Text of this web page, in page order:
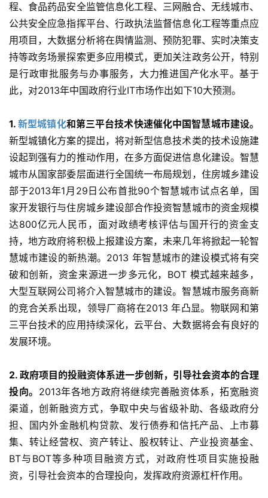
程、食品药品安全监管信息化工程、三网融合、无线城市、
公共安全应急指挥平台、行政执法监督信息化工程等重点应
用项目，大数据分析将在舆情监测、预防犯罪、实时决策支
持等政务场景探索更多应用模式，更加关注政务公开，特别
是行政审批服务与办事服务，大力推进国产化水平。基于
此，对2013年中国政府行业IT市场作出如下10大预测。
1. 新型城镇化和第三平台技术快速催化中国智慧城市建设。
新型城镇化方案的提出，将对新型信息技术类的技术设施建
设起到强有力的推动作用，在多方面促进信息化建设。智慧
城市从国家部委层面进行全国统一布局规划，住房城乡建设
部于2013年1月29日公布首批90个智慧城市试点名单，国
家开发银行与住房城乡建设部合作投资智慧城市的资金规模
达800亿元人民币，面对政绩考核评估与国开行的资金支
持，地方政府将积极上报建设方案，未来几年将掀起一轮智
慧城市建设的新热潮。2013 年智慧城市的建设模式将有突
破和创新，资金来源进一步多元化，BOT 模式越来越多，
大型互联网公司将介入智慧城市的建设。智慧城市服务商新
的竞合关系出现，领导厂商将在2013 年凸显。物联网和第
三平台技术的应用持续深化，云平台、大数据将会有良好的
发展环境。
2. 政府项目的投融资体系进一步创新，引导社会资本的合理
投向。 2013年各地方政府将继续完善融资体系，拓宽融资
渠道，创新融资方式，争取中央与省级补助、各级政府分
担、国内外金融机构贷款、发行债券和信托产品、上市募
集、转让经营权、资产转让、股权转让、产业投资基金、
BT与BOT等多种项目融资方式，对政府性项目实施投融
资，引导社会资本的合理投向，发挥政府资源杠杆作用。